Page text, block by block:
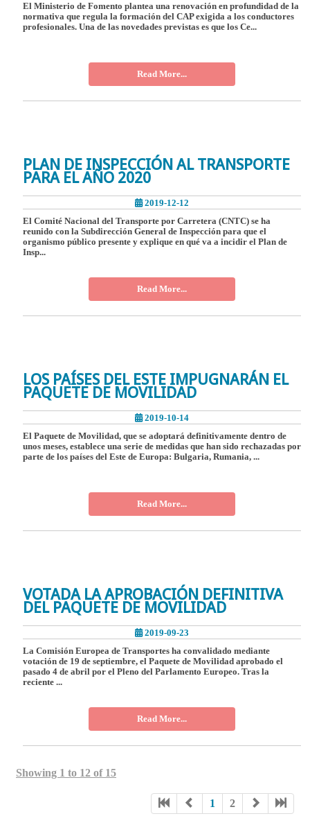
El Ministerio de Fomento plantea una renovación en profundidad de la
normativa que regula la formación del CAP exigida a los conductores
profesionales. Una de las novedades previstas es que los Ce...
Read More...
PLAN DE INSPECCIÓN AL TRANSPORTE
PARA EL AÑO 2020
2019-12-12
El Comité Nacional del Transporte por Carretera (CNTC) se ha
reunido con la Subdirección General de Inspección para que el
organismo público presente y explique en qué va a incidir el Plan de
Insp...
Read More...
LOS PAÍSES DEL ESTE IMPUGNARÁN EL
PAQUETE DE MOVILIDAD
2019-10-14
El Paquete de Movilidad, que se adoptará definitivamente dentro de
unos meses, establece una serie de medidas que han sido rechazadas por
parte de los países del Este de Europa: Bulgaria, Rumania, ...
Read More...
VOTADA LA APROBACIÓN DEFINITIVA
DEL PAQUETE DE MOVILIDAD
2019-09-23
La Comisión Europea de Transportes ha convalidado mediante
votación de 19 de septiembre, el Paquete de Movilidad aprobado el
pasado 4 de abril por el Pleno del Parlamento Europeo. Tras la
reciente ...
Read More...
Showing 1 to 12 of 15
1 2